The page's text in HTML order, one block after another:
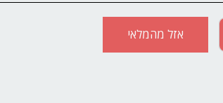
אזל מהמלאי